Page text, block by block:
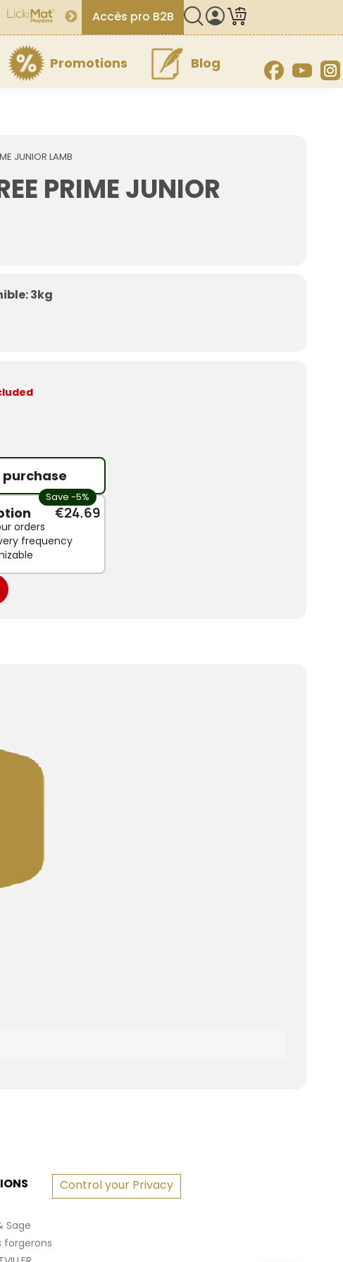
Accès pro B2B
Promotions Blog Facebook
JUNIOR LAMB
PRIME JUNIOR
3kg
Save -5%
€24.69
orders
frequency
Sage
forgerons
Control your Privacy